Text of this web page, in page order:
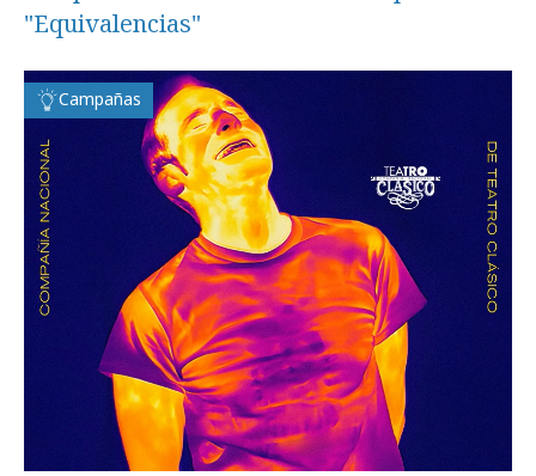
"Equivalencias"
Campañas